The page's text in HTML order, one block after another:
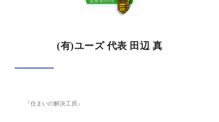
(有)ユーズ 代表 田辺 真
『住まいの解決工房』